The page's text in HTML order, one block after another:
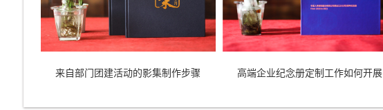
来自部门团建活动的影集制作步骤 高端企业纪念册定制工作如何开展